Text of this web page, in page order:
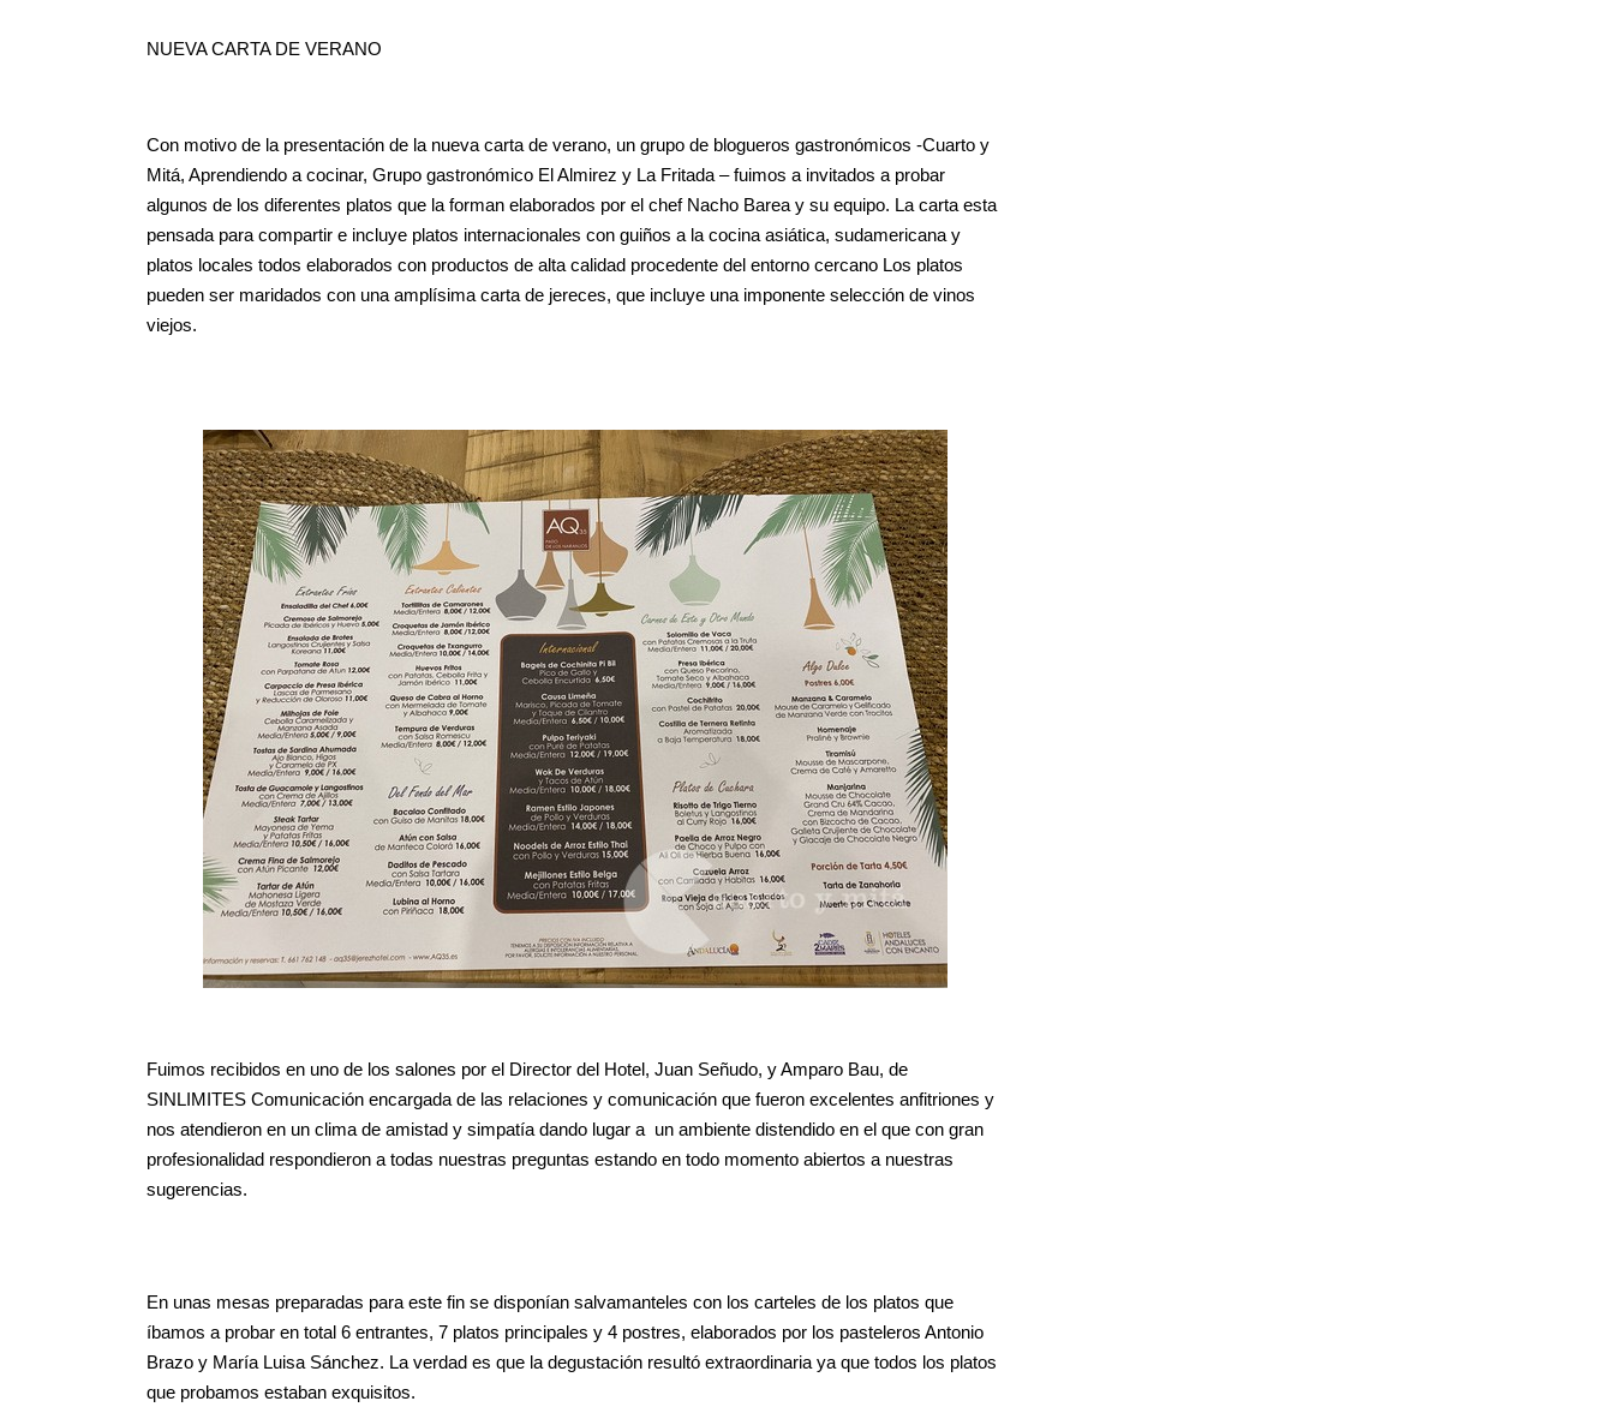
NUEVA CARTA DE VERANO
Con motivo de la presentación de la nueva carta de verano, un grupo de blogueros gastronómicos -Cuarto y
Mitá, Aprendiendo a cocinar, Grupo gastronómico El Almirez y La Fritada – fuimos a invitados a probar
algunos de los diferentes platos que la forman elaborados por el chef Nacho Barea y su equipo. La carta esta
pensada para compartir e incluye platos internacionales con guiños a la cocina asiática, sudamericana y
platos locales todos elaborados con productos de alta calidad procedente del entorno cercano Los platos
pueden ser maridados con una amplísima carta de jereces, que incluye una imponente selección de vinos
viejos.
Fuimos recibidos en uno de los salones por el Director del Hotel, Juan Señudo, y Amparo Bau, de
SINLIMITES Comunicación encargada de las relaciones y comunicación que fueron excelentes anfitriones y
nos atendieron en un clima de amistad y simpatía dando lugar a un ambiente distendido en el que con gran
profesionalidad respondieron a todas nuestras preguntas estando en todo momento abiertos a nuestras
sugerencias.
En unas mesas preparadas para este fin se disponían salvamanteles con los carteles de los platos que
íbamos a probar en total 6 entrantes, 7 platos principales y 4 postres, elaborados por los pasteleros Antonio
Brazo y María Luisa Sánchez. La verdad es que la degustación resultó extraordinaria ya que todos los platos
que probamos estaban exquisitos.